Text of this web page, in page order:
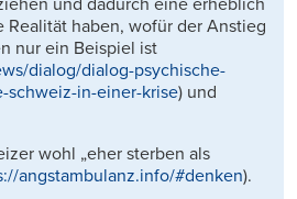
und dadurch eine erheblich
Realität haben, wofür der Anstieg
nur ein Beispiel ist
dialog/dialog-psychische-
schweiz-in-einer-krise) und
wohl „eher sterben als
angstambulanz.info/#denken).